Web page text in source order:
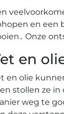
en een
Onze
en
en olie
stollen ze
weg te